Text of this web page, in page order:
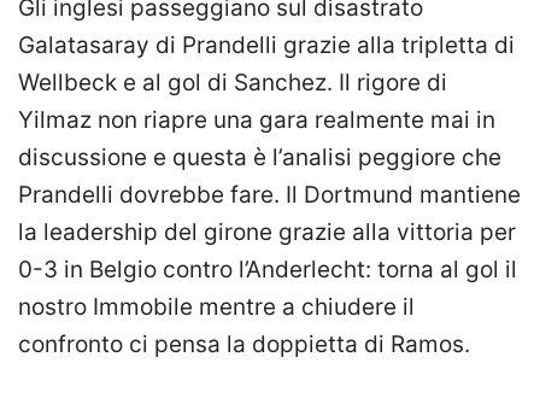
Gli inglesi passeggiano sul disastrato
Galatasaray di Prandelli grazie alla tripletta di
Wellbeck e al gol di Sanchez. Il rigore di
Yilmaz non riapre una gara realmente mai in
discussione e questa è l’analisi peggiore che
Prandelli dovrebbe fare. Il Dortmund mantiene
la leadership del girone grazie alla vittoria per
0-3 in Belgio contro l’Anderlecht: torna al gol il
nostro Immobile mentre a chiudere il
confronto ci pensa la doppietta di Ramos.